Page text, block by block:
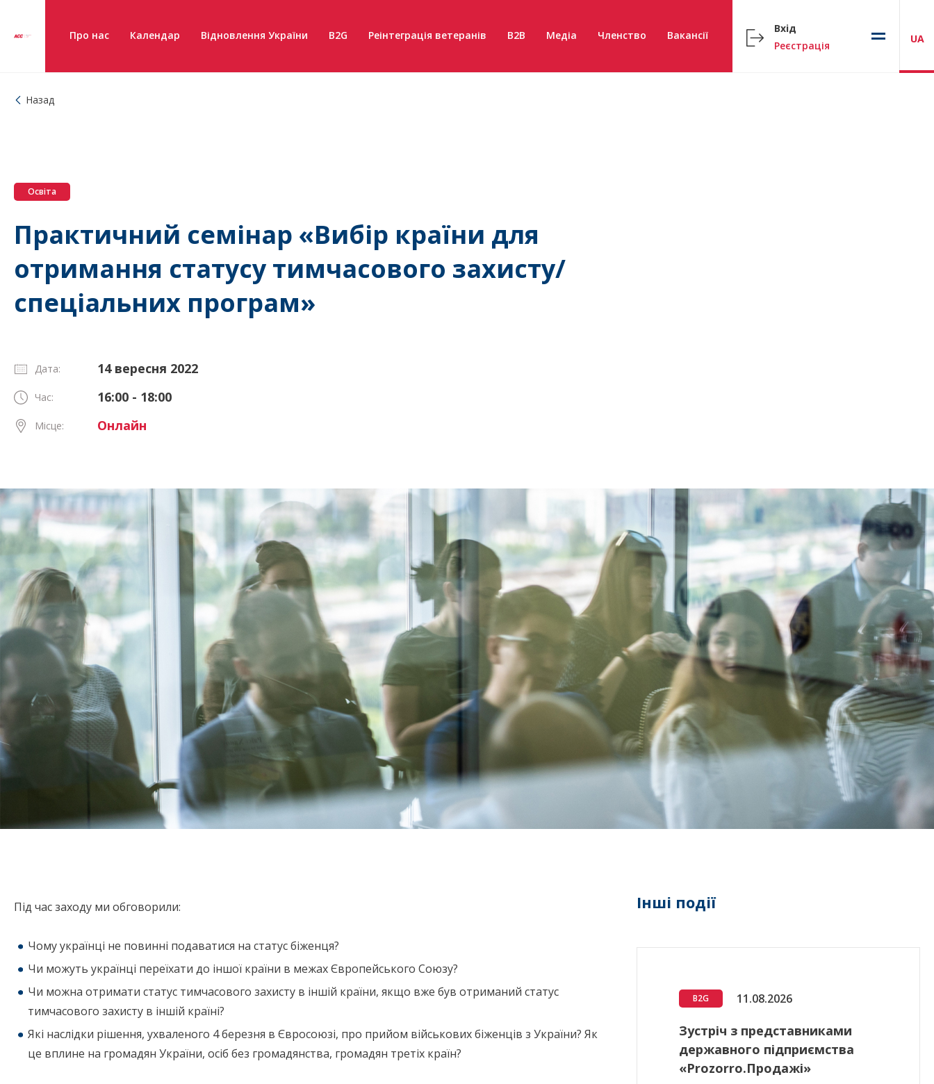
Про нас Календар Відновлення України B2G Реінтеграція ветеранів B2B Медіа Членство Вакансії
Вхід
Реєстрація
UA
Назад
Освіта
Практичний семінар «Вибір країни для
отримання статусу тимчасового захисту/
спеціальних програм»
Дата: 14 вересня 2022
Час: 16:00 - 18:00
Місце: Онлайн
Під час заходу ми обговорили:
Чому українці не повинні подаватися на статус біженця?
Чи можуть українці переїхати до іншої країни в межах Європейського Союзу?
Чи можна отримати статус тимчасового захисту в іншій країни, якщо вже був отриманий статус
тимчасового захисту в іншій країні?
Які наслідки рішення, ухваленого 4 березня в Євросоюзі, про прийом військових біженців з України? Як
це вплине на громадян України, осіб без громадянства, громадян третіх країн?
Інші події
B2G 11.08.2026
Зустріч з представниками
державного підприємства
«Prozorro.Продажі»